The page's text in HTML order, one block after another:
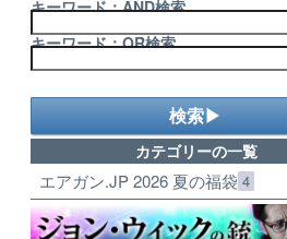
キーワード：AND検索
キーワード：OR検索
検索▶
カテゴリーの一覧
エアガン.JP 2026 夏の福袋 4